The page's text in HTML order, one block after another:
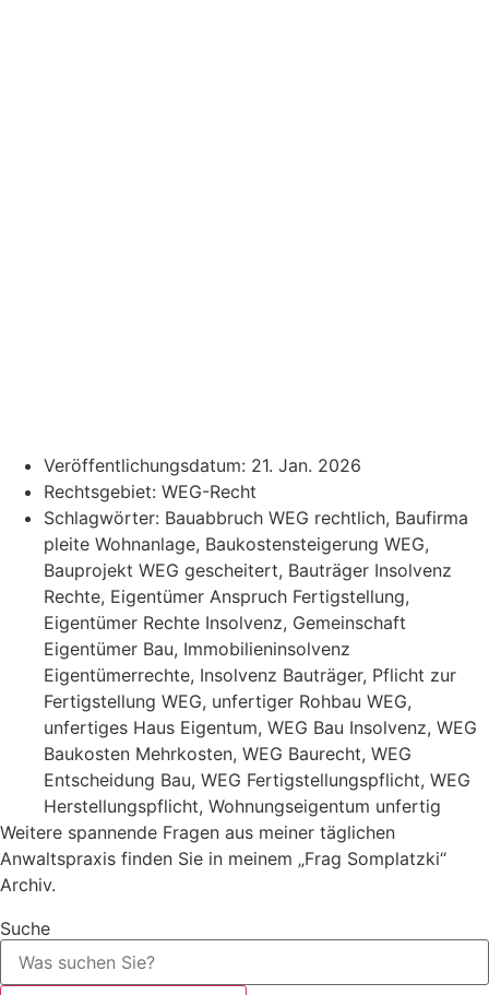
Veröffentlichungsdatum: 21. Jan. 2026
Rechtsgebiet: WEG-Recht
Schlagwörter: Bauabbruch WEG rechtlich, Baufirma
pleite Wohnanlage, Baukostensteigerung WEG,
Bauprojekt WEG gescheitert, Bauträger Insolvenz
Rechte, Eigentümer Anspruch Fertigstellung,
Eigentümer Rechte Insolvenz, Gemeinschaft
Eigentümer Bau, Immobilieninsolvenz
Eigentümerrechte, Insolvenz Bauträger, Pflicht zur
Fertigstellung WEG, unfertiger Rohbau WEG,
unfertiges Haus Eigentum, WEG Bau Insolvenz, WEG
Baukosten Mehrkosten, WEG Baurecht, WEG
Entscheidung Bau, WEG Fertigstellungspflicht, WEG
Herstellungspflicht, Wohnungseigentum unfertig
Weitere spannende Fragen aus meiner täglichen
Anwaltspraxis finden Sie in meinem „Frag Somplatzki“
Archiv.
Suche